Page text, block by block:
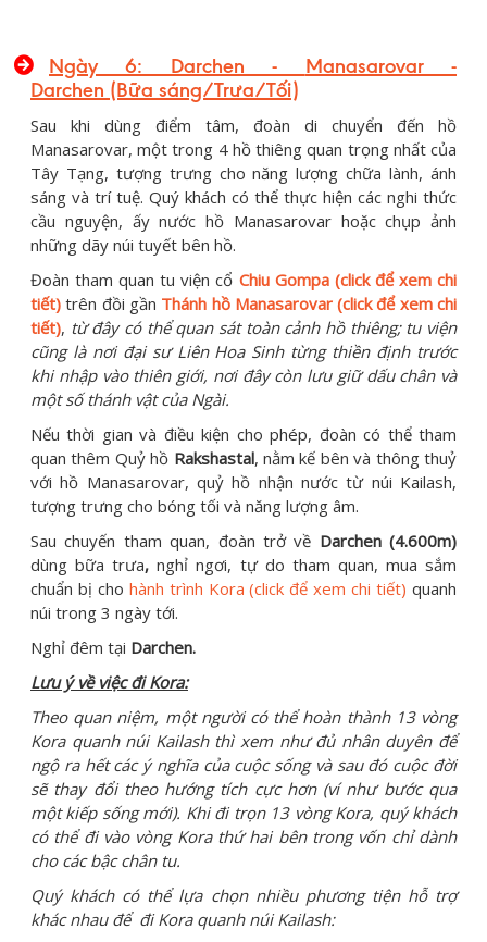
Ngày 6: Darchen - Manasarovar -
Darchen (Bữa sáng/Trưa/Tối)
Sau khi dùng điểm tâm, đoàn di chuyển đến hồ
Manasarovar, một trong 4 hồ thiêng quan trọng nhất của
Tây Tạng, tượng trưng cho năng lượng chữa lành, ánh
sáng và trí tuệ. Quý khách có thể thực hiện các nghi thức
cầu nguyện, ấy nước hồ Manasarovar hoặc chụp ảnh
những dãy núi tuyết bên hồ.
Đoàn tham quan tu viện cổ Chiu Gompa (click để xem chi
tiết) trên đồi gần Thánh hồ Manasarovar (click để xem chi
tiết), từ đây có thể quan sát toàn cảnh hồ thiêng; tu viện
cũng là nơi đại sư Liên Hoa Sinh từng thiền định trước
khi nhập vào thiên giới, nơi đây còn lưu giữ dấu chân và
một số thánh vật của Ngài.
Nếu thời gian và điều kiện cho phép, đoàn có thể tham
quan thêm Quỷ hồ Rakshastal, nằm kế bên và thông thuỷ
với hồ Manasarovar, quỷ hồ nhận nước từ núi Kailash,
tượng trưng cho bóng tối và năng lượng âm.
Sau chuyến tham quan, đoàn trở về Darchen (4.600m)
dùng bữa trưa,nghỉ ngơi, tự do tham quan, mua sắm
chuẩn bị cho hành trình Kora (click để xem chi tiết) quanh
núi trong 3 ngày tới.
Nghỉ đêm tại Darchen.
Lưu ý về việc đi Kora:
Theo quan niệm, một người có thể hoàn thành 13 vòng
Kora quanh núi Kailash thì xem như đủ nhân duyên để
ngộ ra hết các ý nghĩa của cuộc sống và sau đó cuộc đời
sẽ thay đổi theo hướng tích cực hơn (ví như bước qua
một kiếp sống mới). Khi đi trọn 13 vòng Kora, quý khách
có thể đi vào vòng Kora thứ hai bên trong vốn chỉ dành
cho các bậc chân tu.
Quý khách có thể lựa chọn nhiều phương tiện hỗ trợ
khác nhau để đi Kora quanh núi Kailash: